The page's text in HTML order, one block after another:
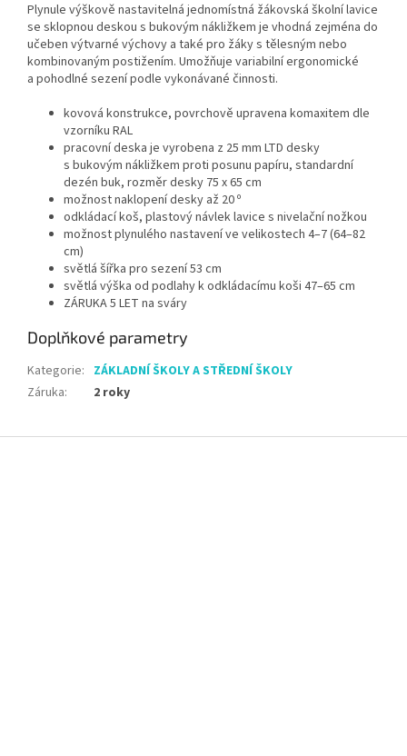
Plynule výškově nastavitelná jednomístná žákovská školní lavice
se sklopnou deskou s bukovým nákližkem je vhodná zejména do
učeben výtvarné výchovy a také pro žáky s tělesným nebo
kombinovaným postižením. Umožňuje variabilní ergonomické
a pohodlné sezení podle vykonávané činnosti.
kovová konstrukce, povrchově upravena komaxitem dle
vzorníku RAL
pracovní deska je vyrobena z 25 mm LTD desky
s bukovým nákližkem proti posunu papíru, standardní
dezén buk, rozměr desky 75 x 65 cm
možnost naklopení desky až 20 º
odkládací koš, plastový návlek lavice s nivelační nožkou
možnost plynulého nastavení ve velikostech 4–7 (64–82
cm)
světlá šířka pro sezení 53 cm
světlá výška od podlahy k odkládacímu koši 47–65 cm
ZÁRUKA 5 LET na sváry
Doplňkové parametry
Kategorie: ZÁKLADNÍ ŠKOLY A STŘEDNÍ ŠKOLY
Záruka: 2 roky